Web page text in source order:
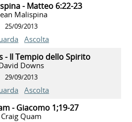
- Matteo 6:22-23
Malispina
25/09/2013
Ascolta
- Il Tempio dello Spirito
Downs
29/09/2013
Ascolta
- Giacomo 1;19-27
Craig Quam